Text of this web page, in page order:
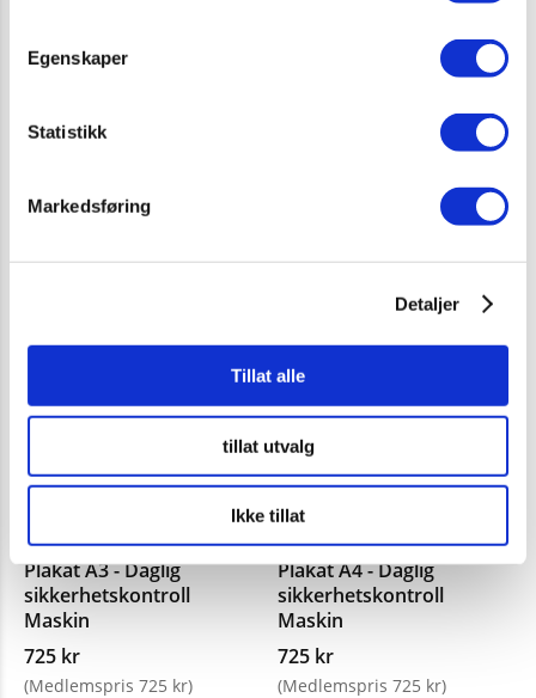
Egenskaper
Statistikk
Markedsføring
Detaljer
Tillat alle
tillat utvalg
Ikke tillat
RELATERTE PRODUKTER
Plakat A3 - Daglig
sikkerhetskontroll
Maskin
725 kr
(Medlemspris 725 kr)
Plakat A4 - Daglig
sikkerhetskontroll
Maskin
725 kr
(Medlemspris 725 kr)